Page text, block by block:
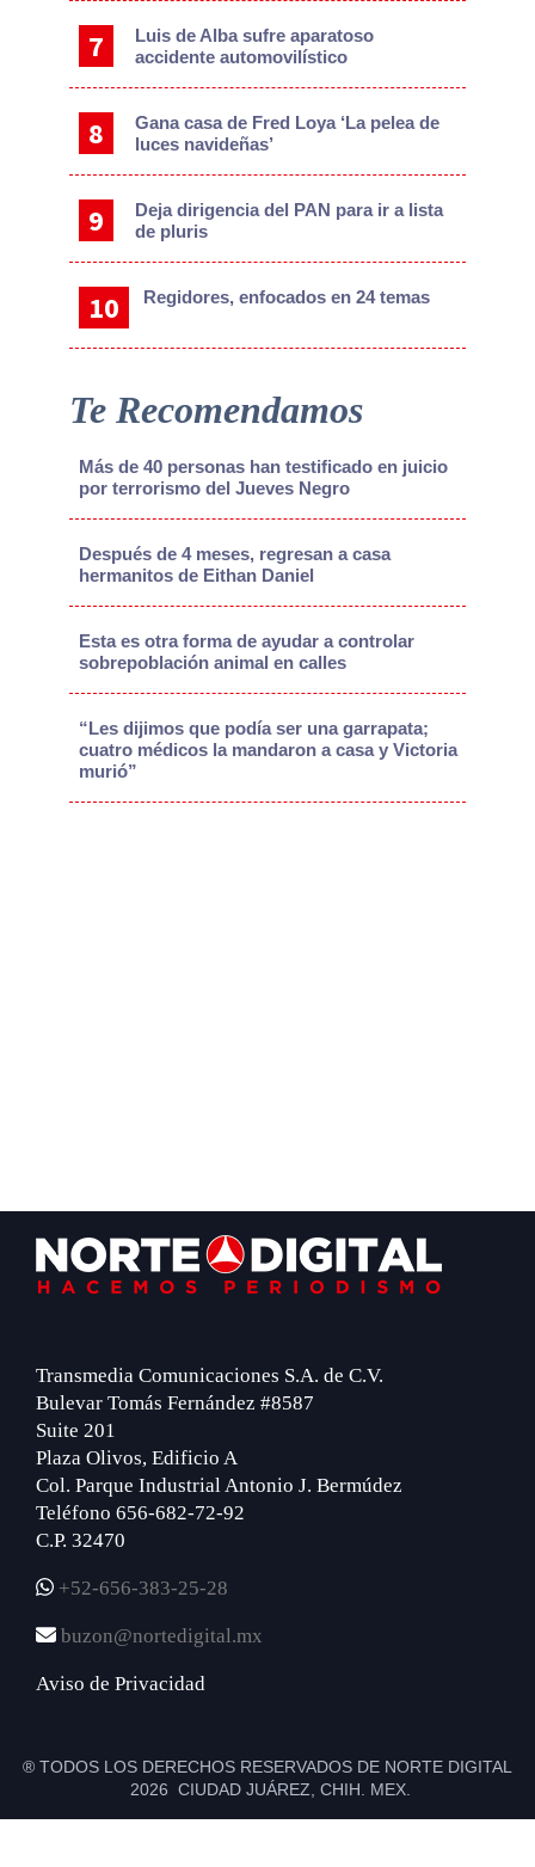
Luis de Alba sufre aparatoso
accidente automovilístico
Gana casa de Fred Loya ‘La pelea de
luces navideñas’
Deja dirigencia del PAN para ir a lista
de pluris
Regidores, enfocados en 24 temas
Te Recomendamos
Más de 40 personas han testificado en juicio
por terrorismo del Jueves Negro
Después de 4 meses, regresan a casa
hermanitos de Eithan Daniel
Esta es otra forma de ayudar a controlar
sobrepoblación animal en calles
“Les dijimos que podía ser una garrapata;
cuatro médicos la mandaron a casa y Victoria
murió”
Footer
Transmedia Comunicaciones S.A. de C.V.
Bulevar Tomás Fernández #8587
Suite 201
Plaza Olivos, Edificio A
Col. Parque Industrial Antonio J. Bermúdez
Teléfono 656-682-72-92
C.P. 32470
+52-656-383-25-28
buzon@nortedigital.mx
Aviso de Privacidad
® TODOS LOS DERECHOS RESERVADOS DE NORTE DIGITAL
2026 CIUDAD JUÁREZ, CHIH. MEX.